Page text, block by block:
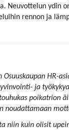
Neuvottelun ydin
rennon ja
Osuuskaupan HR-
ja
poikatrion
noudattamaan
niin kuin olisit